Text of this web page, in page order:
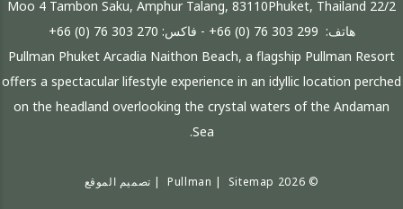
22/2 Moo 4 Tambon Saku, Amphur Talang, 83110Phuket, Thailand
هاتف: +66 (0) 76 303 299 - فاكس: +66 (0) 76 303 270
Pullman Phuket Arcadia Naithon Beach, a flagship Pullman Resort
offers a spectacular lifestyle experience in an idyllic location perched
on the headland overlooking the crystal waters of the Andaman
Sea.
© 2026 Pullman |
Sitemap
| تصميم الموقع